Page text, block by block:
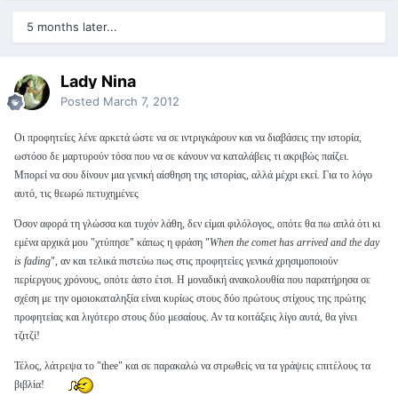
5 months later...
Lady Nina
Posted March 7, 2012
Οι προφητείες λένε αρκετά ώστε να σε ιντριγκάρουν και να διαβάσεις την ιστορία,
ωστόσο δε μαρτυρούν τόσα που να σε κάνουν να καταλάβεις τι ακριβώς παίζει.
Μπορεί να σου δίνουν μια γενική αίσθηση της ιστορίας, αλλά μέχρι εκεί. Για το λόγο
αυτό, τις θεωρώ πετυχημένες
Όσον αφορά τη γλώσσα και τυχόν λάθη, δεν είμαι φιλόλογος, οπότε θα πω απλά ότι κι
εμένα αρχικά μου "χτύπησε" κάπως η φράση "When the comet has arrived and the day
is fading", αν και τελικά πιστεύω πως στις προφητείες γενικά χρησιμοποιούν
περίεργους χρόνους, οπότε άστο έτσι. Η μοναδική ανακολουθία που παρατήρησα σε
σχέση με την ομοιοκαταληξία είναι κυρίως στους δύο πρώτους στίχους της πρώτης
προφητείας και λιγότερο στους δύο μεσαίους. Αν τα κοιτάξεις λίγο αυτά, θα γίνει
τζιτζί!
Τέλος, λάτρεψα το "thee" και σε παρακαλώ να στρωθείς να τα γράψεις επιτέλους τα
βιβλία!